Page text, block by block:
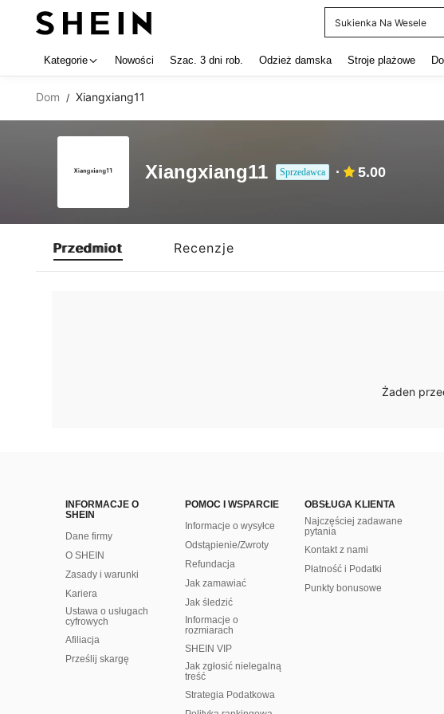
Sukienka Na Wesele
Kategorie Nowości Szac. 3 dni rob. Odzież damska Stroje plażowe
Dom / Xiangxiang11
Xiangxiang11 Sprzedawca 5.00
Przedmiot Recenzje
Żaden
INFORMACJE O
SHEIN
Dane firmy
O SHEIN
Zasady i warunki
Kariera
Ustawa o usługach
cyfrowych
Afiliacja
Prześlij skargę
POMOC I WSPARCIE
Informacje o wysyłce
Odstąpienie/Zwroty
Refundacja
Jak zamawiać
Jak śledzić
Informacje o
rozmiarach
SHEIN VIP
Jak zgłosić nielegalną
treść
Strategia Podatkowa
OBSŁUGA KLIENTA
Najczęściej zadawane
pytania
Kontakt z nami
Płatność i Podatki
Punkty bonusowe